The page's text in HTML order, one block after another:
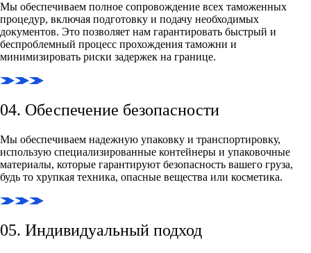
Мы обеспечиваем полное сопровождение всех таможенных
процедур, включая подготовку и подачу необходимых
документов. Это позволяет нам гарантировать быстрый и
беспроблемный процесс прохождения таможни и
минимизировать риски задержек на границе.
04. Обеспечение безопасности
Мы обеспечиваем надежную упаковку и транспортировку,
использую специализированные контейнеры и упаковочные
материалы, которые гарантируют безопасность вашего груза,
будь то хрупкая техника, опасные вещества или косметика.
05. Индивидуальный подход